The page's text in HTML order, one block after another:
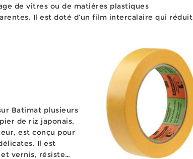
de vitres ou de matières plastiques
Il est doté d’un film intercalaire qui réduit
Batimat plusieurs
de riz japonais.
est conçu pour
Il est
vernis, résiste